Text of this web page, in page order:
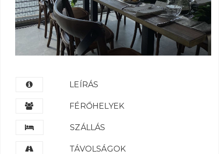
LEÍRÁS
FÉRŐHELYEK
SZÁLLÁS
TÁVOLSÁGOK